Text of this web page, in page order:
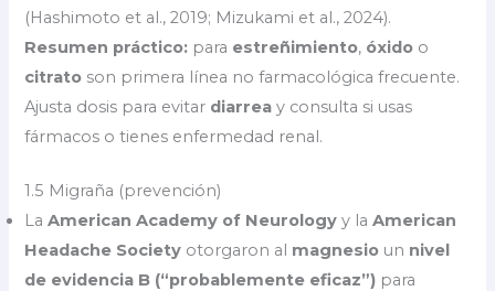
(Hashimoto et al., 2019; Mizukami et al., 2024).
Resumen práctico: para estreñimiento, óxido o
citrato son primera línea no farmacológica frecuente.
Ajusta dosis para evitar diarrea y consulta si usas
fármacos o tienes enfermedad renal.
1.5 Migraña (prevención)
LaAmerican Academy of Neurology y laAmerican
Headache Society otorgaron al magnesio un nivel
de evidencia B (“probablemente eficaz”) para